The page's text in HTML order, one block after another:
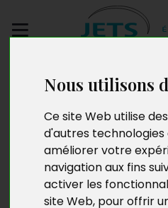
Nous utilisons
Ce site Web utilise
d'autres technologies
améliorer votre
navigation aux fins
activer les
site Web, pour offrir
manuscrit
Les âmes